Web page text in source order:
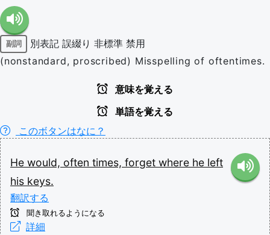
副詞 別表記 誤綴り 非標準 禁用
(nonstandard, proscribed) Misspelling of oftentimes.
意味を覚える
単語を覚える
このボタンはなに？
He would, often times, forget where he left
his keys.
翻訳する
聞き取れるようになる
詳細